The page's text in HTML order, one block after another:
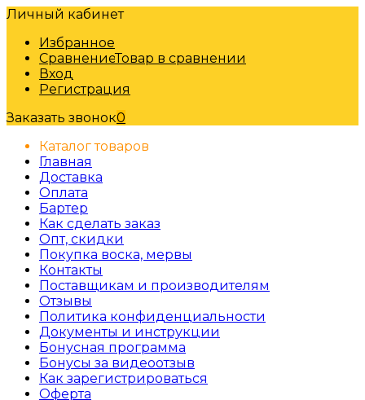
Личный кабинет
Избранное
СравнениеТовар в сравнении
Вход
Регистрация
Заказать звонок0
Каталог товаров
Главная
Доставка
Оплата
Бартер
Как сделать заказ
Опт, скидки
Покупка воска, мервы
Контакты
Поставщикам и производителям
Отзывы
Политика конфиденциальности
Документы и инструкции
Бонусная программа
Бонусы за видеоотзыв
Как зарегистрироваться
Оферта